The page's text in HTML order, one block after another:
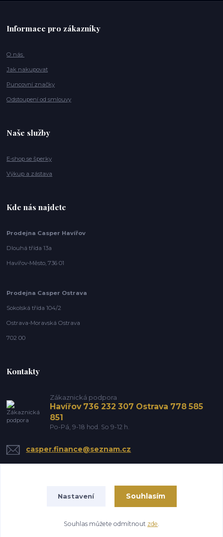
Informace pro zákazníky
O nás
Jak nakupovat
Puncovní značky
Odstoupení od smlouvy
Naše služby
E-shop se šperky
Výkup a zástava
Kde nás najdete
Prodejna Casper Havířov
Dlouhá třída 13a
Havířov-Město, 736 01
Prodejna Casper Ostrava
Sokolská třída 104/2
Ostrava-Moravská Ostrava
702 00
Kontakty
Zákaznická podpora
Havířov 736 232 307 Ostrava 778 585
851
Po-Pá, 9-18 hod. So 9-12 h.
casper.finance@seznam.cz
Vytvořeno na Eshop-rychle.cz
Nastavení Souhlasím
Souhlas můžete odmítnout zde